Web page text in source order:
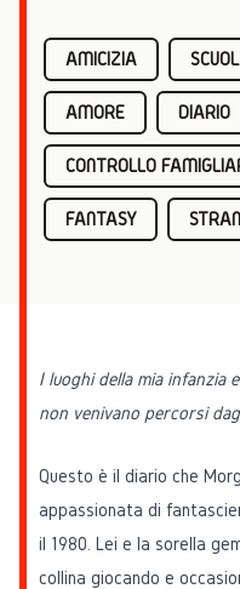
AMICIZIA
AMORE DIARIO
CONTROLLO
FANTASY
I luoghi della mia infanzia
non venivano percorsi
Questo è il diario che
appassionata di
il 1980. Lei e la sorella
collina giocando e